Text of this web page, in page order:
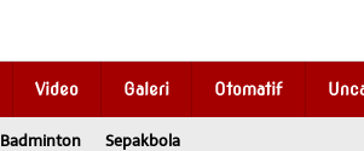
Video Galeri Otomatif
Badminton Sepakbola